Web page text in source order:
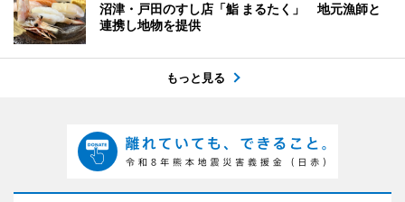
沼津・戸田のすし店「鮨 まるたく」 地元漁師と
連携し地物を提供
もっと見る